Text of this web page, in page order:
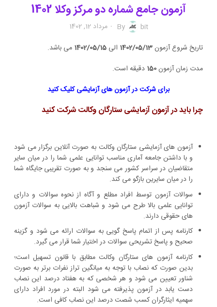
آزمون جامع شماره دو مرکز وکلا 1402
By bit
مرداد 12, 1402
تاریخ شروع آزمون
الی 1402/05/15 می باشد.
مدت زمان آزمون150 دقیقه است.
برای شرکت در آزمون های آزمایشی کلیک کنید
چرا باید در آزمون آزمایشی ستارگان وکالت شرکت کنید
آزمون های آزمایشی ستارگان وکالت به صورت آنلاین برگزار می شود
و با داشتن جامعه آماری مناسب توانایی علمی شما را در میان سایر
متقاضیان در سراسر کشور می سنجد و به صورت تقریبی جایگاه شما
را در میان سایرین بازگو می کند.
سوالات آزمون توسط افراد مطلع و آگاه از نحوه سوالات و دارای
توانایی علمی بالا طرح می شود و شباهت بالایی به سوالات آزمون
های حقوقی دارند.
کارنامه پس از اتمام پاسخ گویی به سوالات ارائه می شود و گزینه
صحیح و پاسخ تشریحی سوالات در اختیار شما قرار می گیرد.
کارنامه آزمون های ستارگان وکالت مطابق با قانون تسهیل است؛
بدین صورت که نصاب با توجه به میانگین تراز نفرات برتر به صورت
شناور تعیین می شود و هر شخصی که به هفتاد درصد این نصاب
دست یابد در آزمون پذیرفته می شود البته در مورد افراد دارای
سهمیه ایثارگران کسب شصت درصد این نصاب کافی است.